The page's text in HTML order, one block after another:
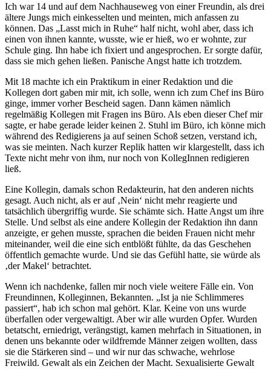
Ich war 14 und auf dem Nachhauseweg von einer Freundin, als drei
ältere Jungs mich einkesselten und meinten, mich anfassen zu
können. Das „Lasst mich in Ruhe“ half nicht, wohl aber, dass ich
einen von ihnen kannte, wusste, wie er hieß, wo er wohnte, zur
Schule ging. Ihn habe ich fixiert und angesprochen. Er sorgte dafür,
dass sie mich gehen ließen. Panische Angst hatte ich trotzdem.
Mit 18 machte ich ein Praktikum in einer Redaktion und die
Kollegen dort gaben mir mit, ich solle, wenn ich zum Chef ins Büro
ginge, immer vorher Bescheid sagen. Dann kämen nämlich
regelmäßig Kollegen mit Fragen ins Büro. Als eben dieser Chef mir
sagte, er habe gerade leider keinen 2. Stuhl im Büro, ich könne mich
während des Redigierens ja auf seinen Schoß setzen, verstand ich,
was sie meinten. Nach kurzer Replik hatten wir klargestellt, dass ich
Texte nicht mehr von ihm, nur noch von KollegInnen redigieren
ließ.
Eine Kollegin, damals schon Redakteurin, hat den anderen nichts
gesagt. Auch nicht, als er auf ‚Nein‘ nicht mehr reagierte und
tatsächlich übergriffig wurde. Sie schämte sich. Hatte Angst um ihre
Stelle. Und selbst als eine andere Kollegin der Redaktion ihn dann
anzeigte, er gehen musste, sprachen die beiden Frauen nicht mehr
miteinander, weil die eine sich entblößt fühlte, da das Geschehen
öffentlich gemachte wurde. Und sie das Gefühl hatte, sie würde als
‚der Makel‘ betrachtet.
Wenn ich nachdenke, fallen mir noch viele weitere Fälle ein. Von
Freundinnen, Kolleginnen, Bekannten. „Ist ja nie Schlimmeres
passiert“, hab ich schon mal gehört. Klar. Keine von uns wurde
überfallen oder vergewaltigt. Aber wir alle wurden Opfer. Wurden
betatscht, erniedrigt, verängstigt, kamen mehrfach in Situationen, in
denen uns bekannte oder wildfremde Männer zeigen wollten, dass
sie die Stärkeren sind – und wir nur das schwache, wehrlose
Freiwild. Gewalt als ein Zeichen der Macht. Sexualisierte Gewalt